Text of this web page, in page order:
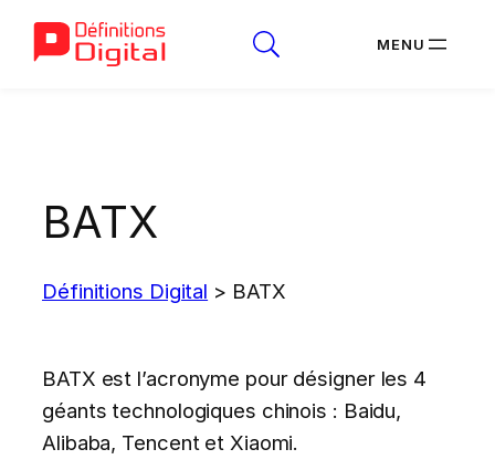
BATX
Définitions Digital > BATX
BATX est l’acronyme pour désigner les 4
géants technologiques chinois : Baidu,
Alibaba, Tencent et Xiaomi.